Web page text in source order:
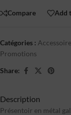
Compare Add
Catégories :
Promotions
Share:
Description
Présentoir en métal